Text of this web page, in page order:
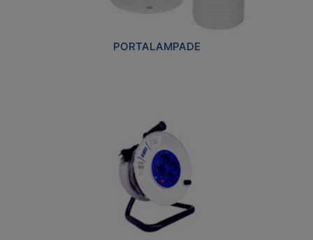
PORTALAMPADE